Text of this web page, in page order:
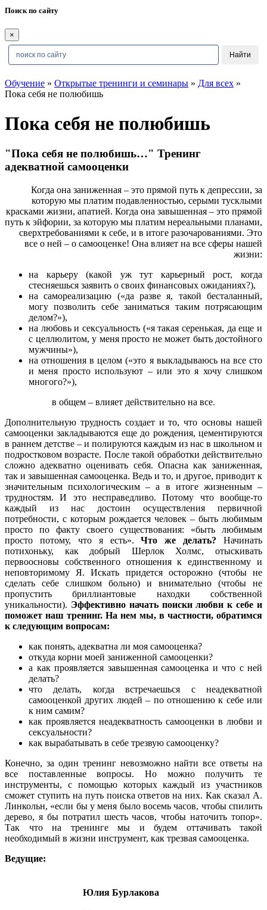
Поиск по сайту
×
Обучение » Открытые тренинги и семинары » Для всех »
Пока себя не полюбишь
Пока себя не полюбишь
"Пока себя не полюбишь…" Тренинг
адекватной самооценки
Когда она заниженная – это прямой путь к депрессии, за
которую мы платим подавленностью, серыми тусклыми
красками жизни, апатией. Когда она завышенная – это прямой
путь к эйфории, за которую мы платим нереальными планами,
сверхтребованиями к себе, и в итоге разочарованиями. Это
все о ней – о самооценке! Она влияет на все сферы нашей
жизни:
на карьеру (какой уж тут карьерный рост, когда
стесняешься заявить о своих финансовых ожиданиях?),
на самореализацию («да разве я, такой бесталанный,
могу позволить себе заниматься таким потрясающим
делом?»),
на любовь и сексуальность («я такая серенькая, да еще и
с целлюлитом, у меня просто не может быть достойного
мужчины»),
на отношения в целом («это я выкладываюсь на все сто
и меня просто используют – или это я хочу слишком
многого?»),
в общем – влияет действительно на все.
Дополнительную трудность создает и то, что основы нашей
самооценки закладываются еще до рождения, цементируются
в раннем детстве – и полируются каждым из нас в школьном и
подростковом возрасте. После такой обработки действительно
сложно адекватно оценивать себя. Опасна как заниженная,
так и завышенная самооценка. Ведь и то, и другое, приводит к
значительным психологическим – а в итоге жизненным –
трудностям. И это несправедливо. Потому что вообще-то
каждый из нас достоин осуществления первичной
потребности, с которым рождается человек – быть любимым
просто по факту своего существования: «быть любимым
просто потому, что я есть».Что же делать? Начинать
потихоньку, как добрый Шерлок Холмс, отыскивать
первоосновы собственного отношения к единственному и
неповторимому Я. Искать придется осторожно (чтобы не
сделать себе слишком больно) и внимательно (чтобы не
пропустить бриллиантовые находки собственной
уникальности). Эффективно начать поиски любви к себе и
поможет наш тренинг. На нем мы, в частности, обратимся
к следующим вопросам:
как понять, адекватна ли моя самооценка?
откуда корни моей заниженной самооценки?
а как проявляется завышенная самооценка и что с ней
делать?
что делать, когда встречаешься с неадекватной
самооценкой других людей – по отношению к себе или
к ним самим?
как проявляется неадекватность самооценки в любви и
сексуальности?
как вырабатывать в себе трезвую самооценку?
Конечно, за один тренинг невозможно найти все ответы на
все поставленные вопросы. Но можно получить те
инструменты, с помощью которых каждый из участников
сможет ступить на путь поиска ответов на них. Как сказал А.
Линкольн, «если бы у меня было восемь часов, чтобы спилить
дерево, я бы потратил шесть часов, чтобы наточить топор».
Так что на тренинге мы и будем оттачивать такой
необходимый в жизни инструмент, как трезвая самооценка.
Ведущие:
Юлия Бурлакова